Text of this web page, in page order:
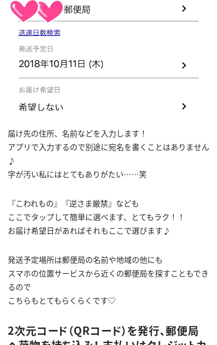
届け先の住所、名前などを入力します！
アプリで入力するので別途に宛名を書くことはありません
♪
字が汚い私にはとてもありがたい……笑
『こわれもの』『逆さま厳禁』なども
ここでタップして簡単に選べます、とてもラク！！
お届け希望日があればそれもここで選びます♪
発送予定場所は郵便局の名前や地域の他にも
スマホの位置サービスから近くの郵便局を探すこともでき
るので
こちらもとてもらくらくです♡
2次元コード（QRコード）を発行、郵便局